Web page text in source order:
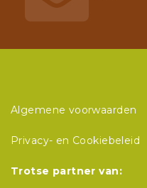
Algemene voorwaarden
Privacy- en Cookiebeleid
Trotse partner van: